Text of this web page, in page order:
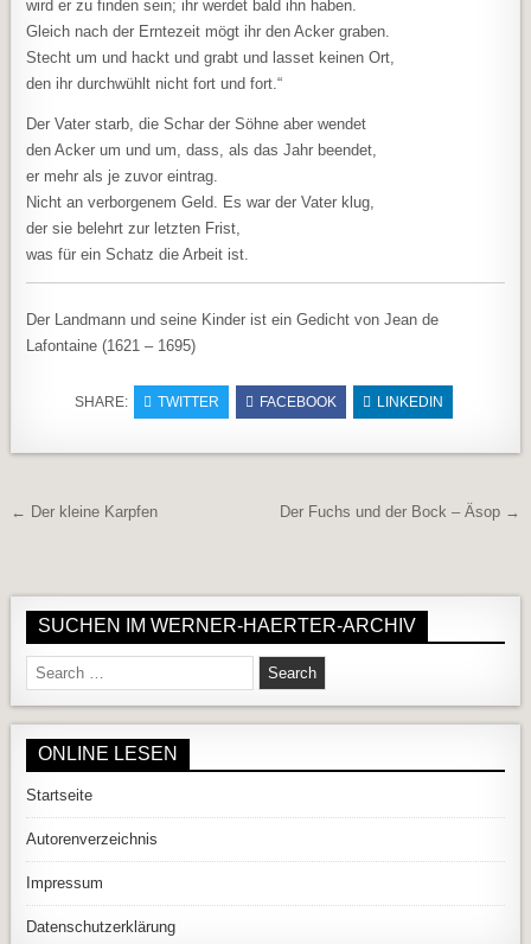
wird er zu finden sein; ihr werdet bald ihn haben.
Gleich nach der Erntezeit mögt ihr den Acker graben.
Stecht um und hackt und grabt und lasset keinen Ort,
den ihr durchwühlt nicht fort und fort.“
Der Vater starb, die Schar der Söhne aber wendet
den Acker um und um, dass, als das Jahr beendet,
er mehr als je zuvor eintrag.
Nicht an verborgenem Geld. Es war der Vater klug,
der sie belehrt zur letzten Frist,
was für ein Schatz die Arbeit ist.
Der Landmann und seine Kinder ist ein Gedicht von Jean de
Lafontaine (1621 – 1695)
SHARE: TWITTER FACEBOOK LINKEDIN
BeitragsnavigationDer Fuchs und der Bock – Äsop →
← Der kleine Karpfen
SUCHEN IM WERNER-HAERTER-ARCHIV
Search for:
ONLINE LESEN
Startseite
Autorenverzeichnis
Impressum
Datenschutzerklärung